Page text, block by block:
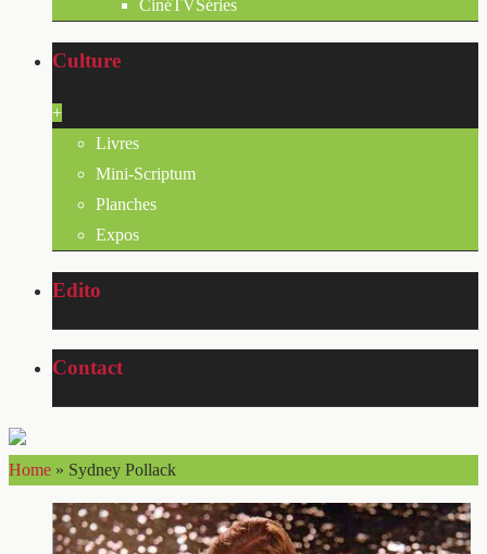
CinéTVSéries
Culture
+
Livres
Mini-Scriptum
Planches
Expos
Edito
Contact
Home » Sydney Pollack